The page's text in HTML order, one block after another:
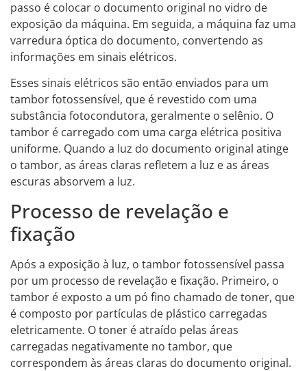
passo é colocar o documento original no vidro de
exposição da máquina. Em seguida, a máquina faz uma
varredura óptica do documento, convertendo as
informações em sinais elétricos.
Esses sinais elétricos são então enviados para um
tambor fotossensível, que é revestido com uma
substância fotocondutora, geralmente o selênio. O
tambor é carregado com uma carga elétrica positiva
uniforme. Quando a luz do documento original atinge
o tambor, as áreas claras refletem a luz e as áreas
escuras absorvem a luz.
Processo de revelação e
fixação
Após a exposição à luz, o tambor fotossensível passa
por um processo de revelação e fixação. Primeiro, o
tambor é exposto a um pó fino chamado de toner, que
é composto por partículas de plástico carregadas
eletricamente. O toner é atraído pelas áreas
carregadas negativamente no tambor, que
correspondem às áreas claras do documento original.